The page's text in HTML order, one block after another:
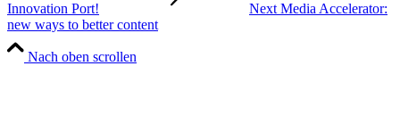
Innovation Port!
Next Media Accelerator:
new ways to better content
Nach oben scrollen